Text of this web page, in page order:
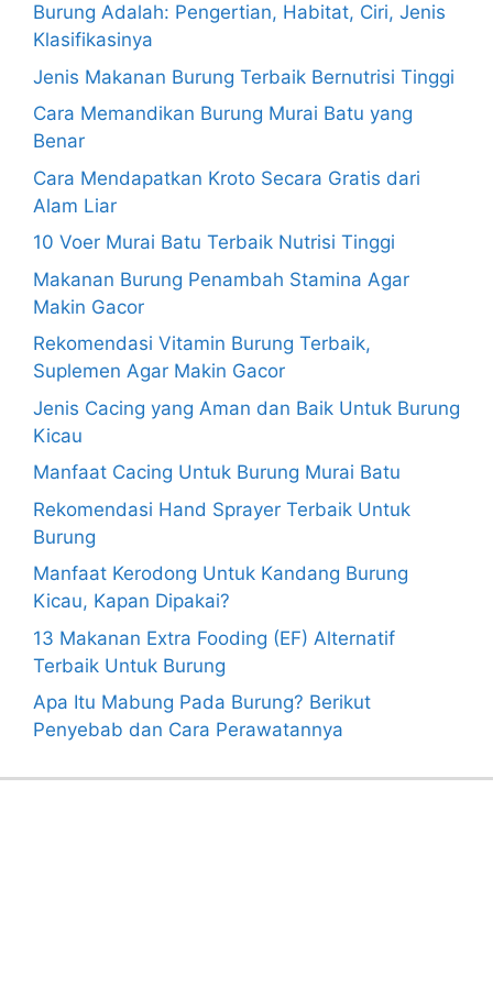
Burung Adalah: Pengertian, Habitat, Ciri, Jenis
Klasifikasinya
Jenis Makanan Burung Terbaik Bernutrisi Tinggi
Cara Memandikan Burung Murai Batu yang
Benar
Cara Mendapatkan Kroto Secara Gratis dari
Alam Liar
10 Voer Murai Batu Terbaik Nutrisi Tinggi
Makanan Burung Penambah Stamina Agar
Makin Gacor
Rekomendasi Vitamin Burung Terbaik,
Suplemen Agar Makin Gacor
Jenis Cacing yang Aman dan Baik Untuk Burung
Kicau
Manfaat Cacing Untuk Burung Murai Batu
Rekomendasi Hand Sprayer Terbaik Untuk
Burung
Manfaat Kerodong Untuk Kandang Burung
Kicau, Kapan Dipakai?
13 Makanan Extra Fooding (EF) Alternatif
Terbaik Untuk Burung
Apa Itu Mabung Pada Burung? Berikut
Penyebab dan Cara Perawatannya